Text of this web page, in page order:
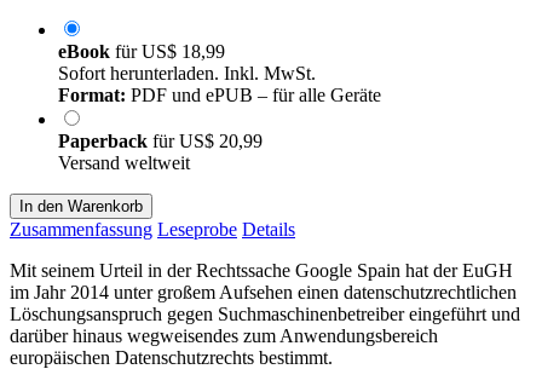
eBook fürUS$ 18,99
Sofort herunterladen. Inkl. MwSt.
Format: PDF und ePUB – für alle Geräte
Paperback fürUS$ 20,99
Versand weltweit
In den Warenkorb
Zusammenfassung Leseprobe Details
Mit seinem Urteil in der Rechtssache Google Spain hat der EuGH
im Jahr 2014 unter großem Aufsehen einen datenschutzrechtlichen
Löschungsanspruch gegen Suchmaschinenbetreiber eingeführt und
darüber hinaus wegweisendes zum Anwendungsbereich
europäischen Datenschutzrechts bestimmt.